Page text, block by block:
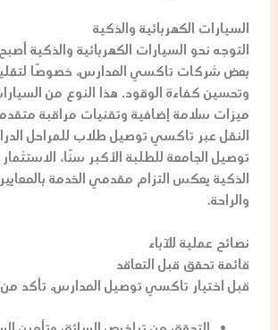
السيارات الكهربائية والذكية
التوجه نحو السيارات الكهربائية والذكية
بعض شركات تاكسي المدارس، خصوصًا
وتحسين كفاءة الوقود. هذا النوع من
ميزات سلامة إضافية وتقنيات مراقبة
النقل عبر تاكسي توصيل طلاب للمراحل
توصيل الجامعةللطلبة الأكبر سنًا،
الذكية يعكس التزام مقدمي الخدمة بالمعايير
والراحة.
نصائح عملية للآباء
قائمة تحقق قبل التعاقد
قبل اختيار تاكسي توصيل المدارس، تأكد من